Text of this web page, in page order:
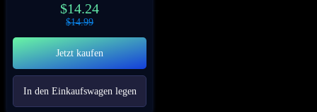
$14.24
$14.99
Jetzt kaufen
In den Einkaufswagen legen